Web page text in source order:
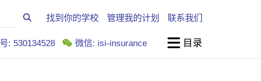
找到你的学校 管理我的计划 联系我们
: 530134528 微信: isi-insurance 目录